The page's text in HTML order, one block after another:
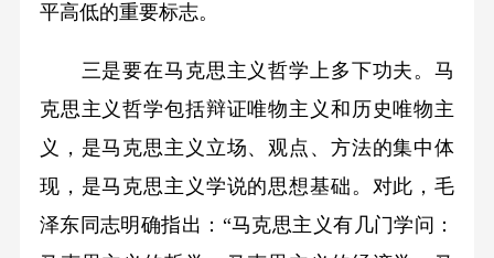
平高低的重要标志。
三是要在马克思主义哲学上多下功夫。马
克思主义哲学包括辩证唯物主义和历史唯物主
义，是马克思主义立场、观点、方法的集中体
现，是马克思主义学说的思想基础。对此，毛
泽东同志明确指出：“马克思主义有几门学问：